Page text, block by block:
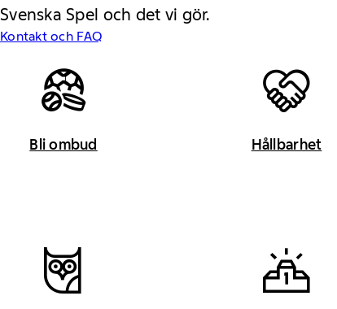
Svenska Spel och det vi gör.
Kontakt och FAQ
Bli ombud Hållbarhet